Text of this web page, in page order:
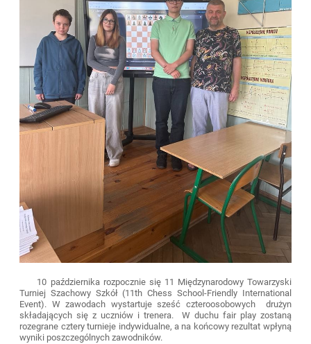
10 października rozpocznie się 11 Międzynarodowy Towarzyski
Turniej Szachowy Szkół (11th Chess School-Friendly International
Event). W zawodach wystartuje sześć czteroosobowych drużyn
składających się z uczniów i trenera. W duchu fair play zostaną
rozegrane cztery turnieje indywidualne, a na końcowy rezultat wpłyną
wyniki poszczególnych zawodników.